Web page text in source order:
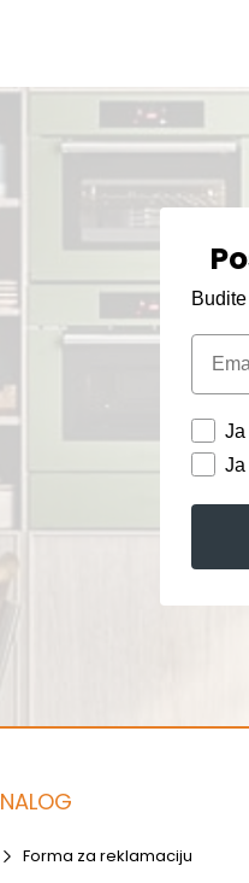
Email
NALOG
Forma za reklamaciju